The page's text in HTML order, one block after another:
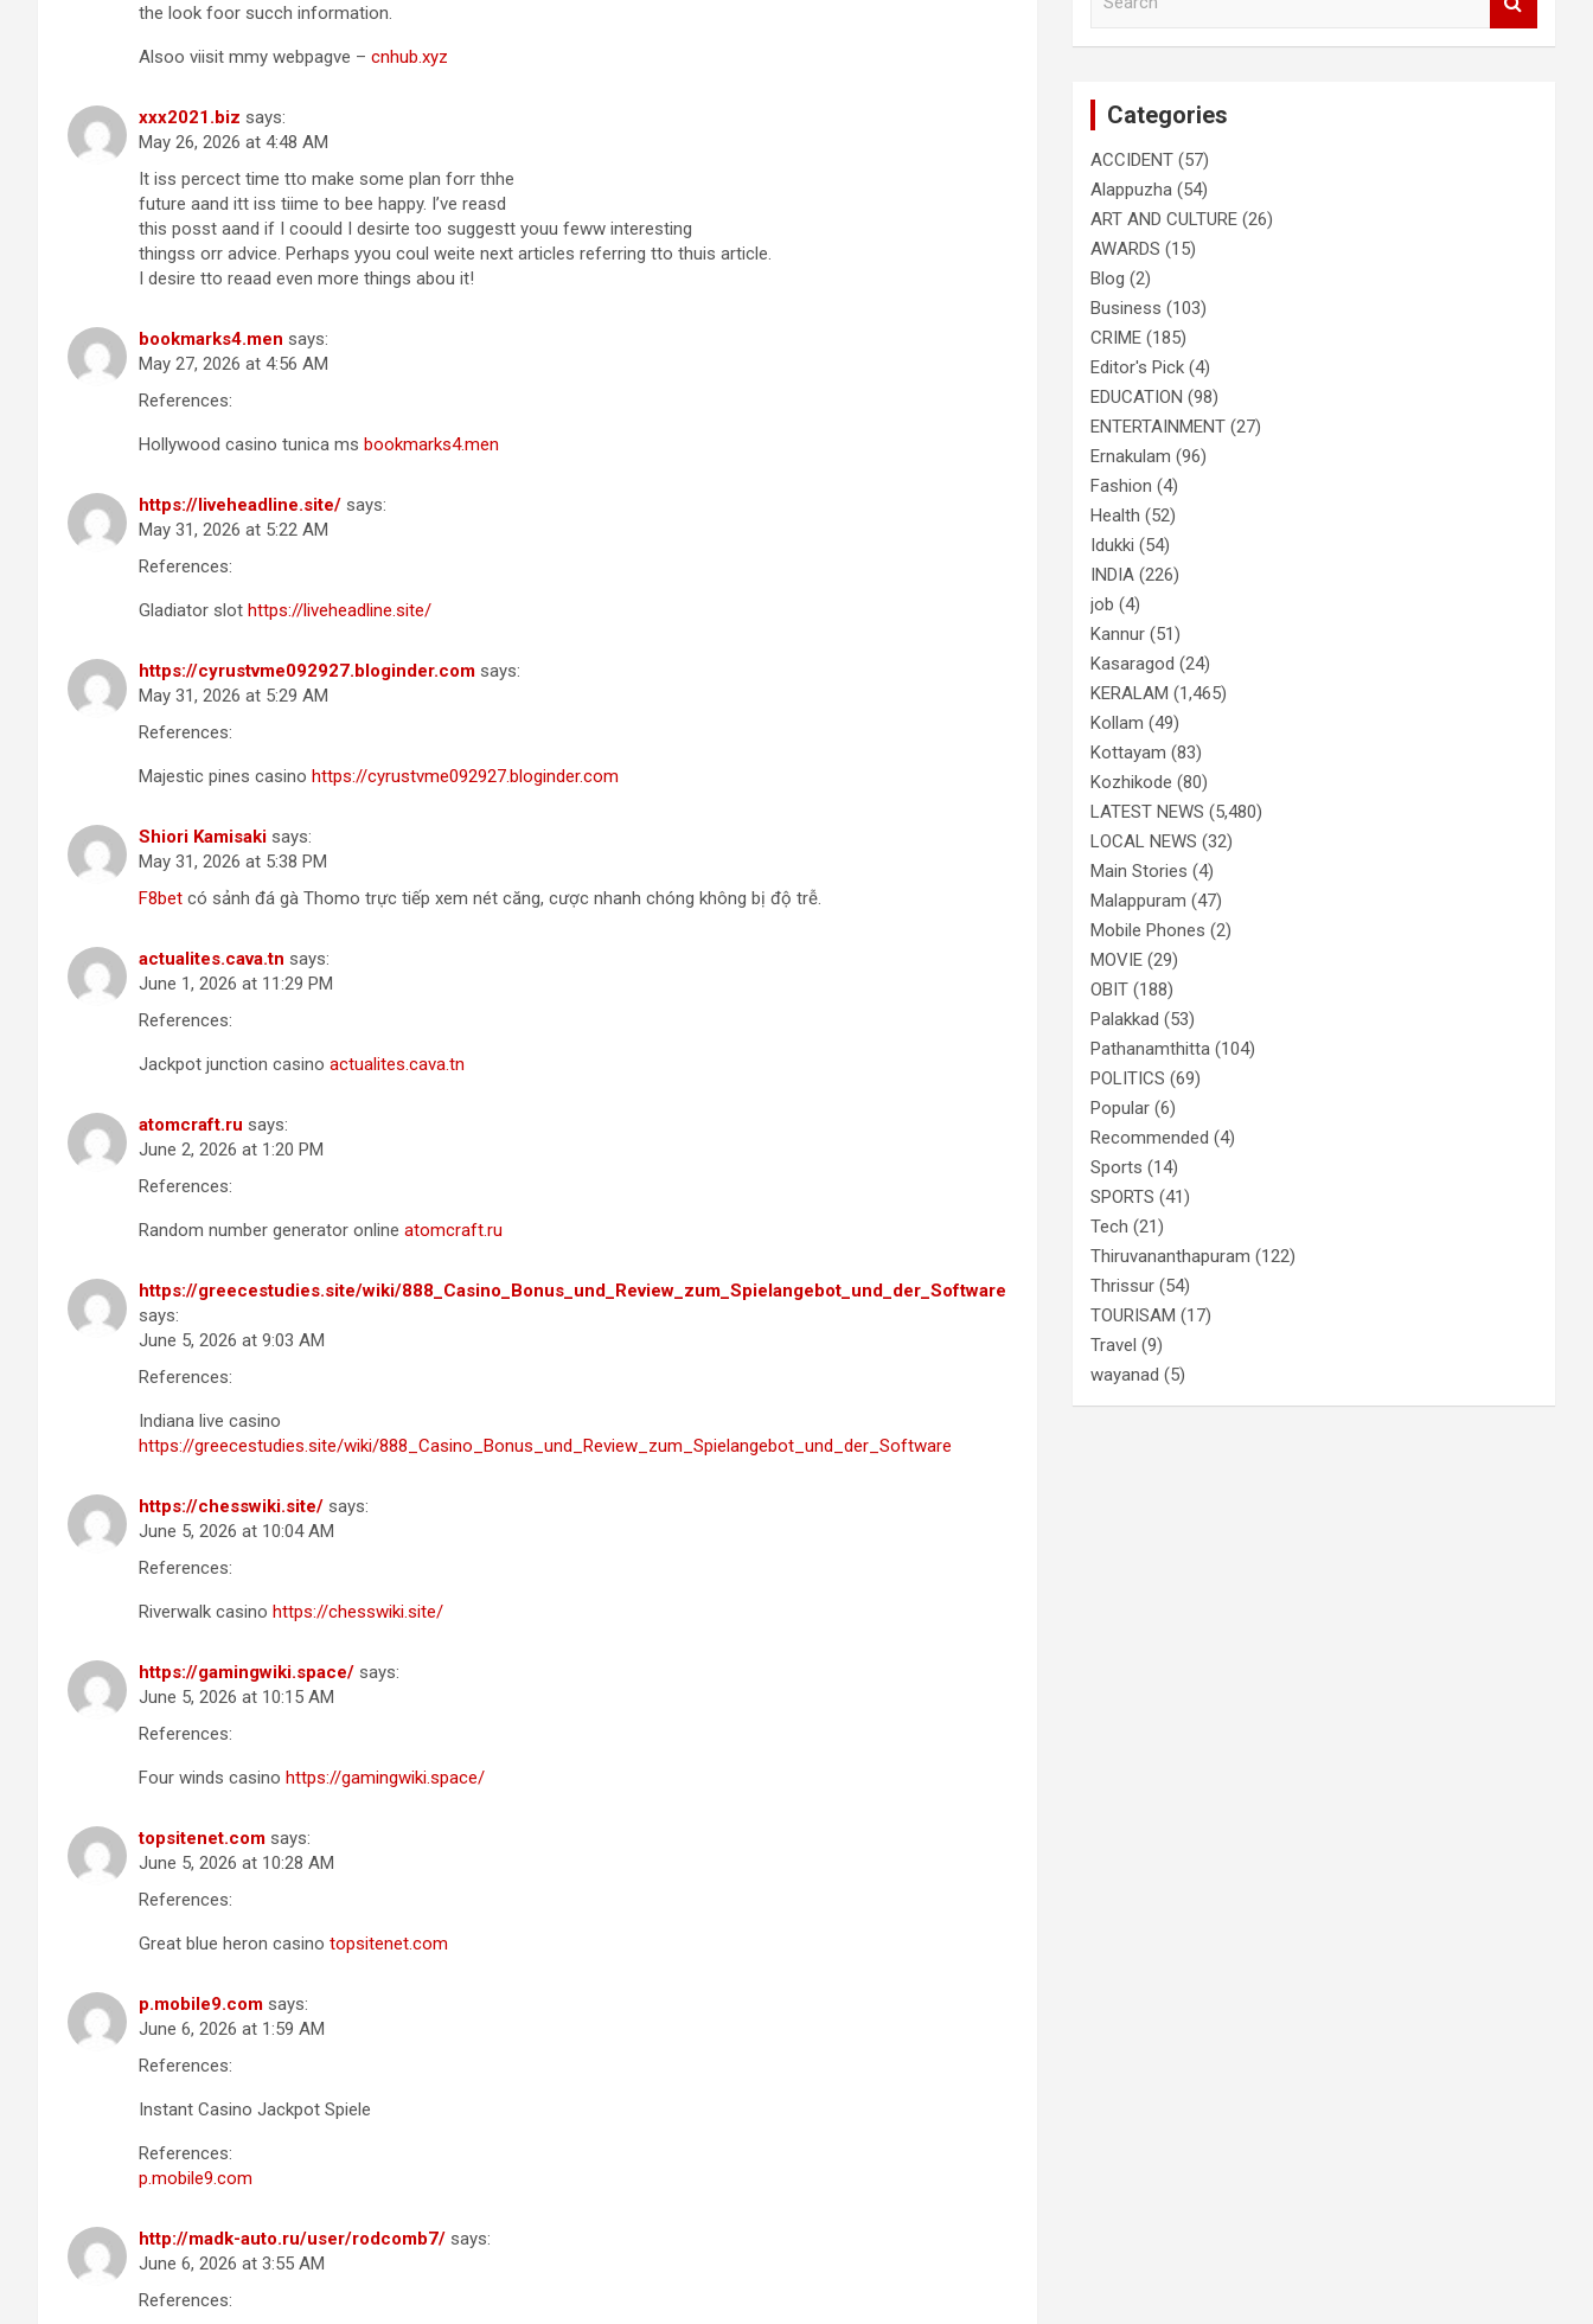
the look foor succh information.
Alsoo viisit mmy webpagve – cnhub.xyz
xxx2021.biz says:
May 26, 2026 at 4:48 AM
It iss percect time tto make some plan forr thhe
future aand itt iss tiime to bee happy. I’ve reasd
this posst aand if I coould I desirte too suggestt youu feww interesting
thingss orr advice. Perhaps yyou coul weite next articles referring tto thuis article.
I desire tto reaad even more things abou it!
bookmarks4.men says:
May 27, 2026 at 4:56 AM
References:
Hollywood casino tunica ms bookmarks4.men
https://liveheadline.site/ says:
May 31, 2026 at 5:22 AM
References:
Gladiator slot https://liveheadline.site/
https://cyrustvme092927.bloginder.com says:
May 31, 2026 at 5:29 AM
References:
Majestic pines casino https://cyrustvme092927.bloginder.com
Shiori Kamisaki says:
May 31, 2026 at 5:38 PM
F8bet có sảnh đá gà Thomo trực tiếp xem nét căng, cược nhanh chóng không bị độ trễ.
actualites.cava.tn says:
June 1, 2026 at 11:29 PM
References:
Jackpot junction casino actualites.cava.tn
atomcraft.ru says:
June 2, 2026 at 1:20 PM
References:
Random number generator online atomcraft.ru
https://greecestudies.site/wiki/888_Casino_Bonus_und_Review_zum_Spielangebot_und_der_Software
says:
June 5, 2026 at 9:03 AM
References:
Indiana live casino
https://greecestudies.site/wiki/888_Casino_Bonus_und_Review_zum_Spielangebot_und_der_Software
https://chesswiki.site/ says:
June 5, 2026 at 10:04 AM
References:
Riverwalk casino https://chesswiki.site/
https://gamingwiki.space/ says:
June 5, 2026 at 10:15 AM
References:
Four winds casino https://gamingwiki.space/
topsitenet.com says:
June 5, 2026 at 10:28 AM
References:
Great blue heron casino topsitenet.com
p.mobile9.com says:
June 6, 2026 at 1:59 AM
References:
Instant Casino Jackpot Spiele
References:
p.mobile9.com
http://madk-auto.ru/user/rodcomb7/ says:
June 6, 2026 at 3:55 AM
References:
Categories
ACCIDENT (57)
Alappuzha (54)
ART AND CULTURE (26)
AWARDS (15)
Blog (2)
Business (103)
CRIME (185)
Editor's Pick (4)
EDUCATION (98)
ENTERTAINMENT (27)
Ernakulam (96)
Fashion (4)
Health (52)
Idukki (54)
INDIA (226)
job (4)
Kannur (51)
Kasaragod (24)
KERALAM (1,465)
Kollam (49)
Kottayam (83)
Kozhikode (80)
LATEST NEWS (5,480)
LOCAL NEWS (32)
Main Stories (4)
Malappuram (47)
Mobile Phones (2)
MOVIE (29)
OBIT (188)
Palakkad (53)
Pathanamthitta (104)
POLITICS (69)
Popular (6)
Recommended (4)
Sports (14)
SPORTS (41)
Tech (21)
Thiruvananthapuram (122)
Thrissur (54)
TOURISAM (17)
Travel (9)
wayanad (5)